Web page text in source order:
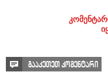
სასადილო იყო
გააკეთეთ კომენტარი